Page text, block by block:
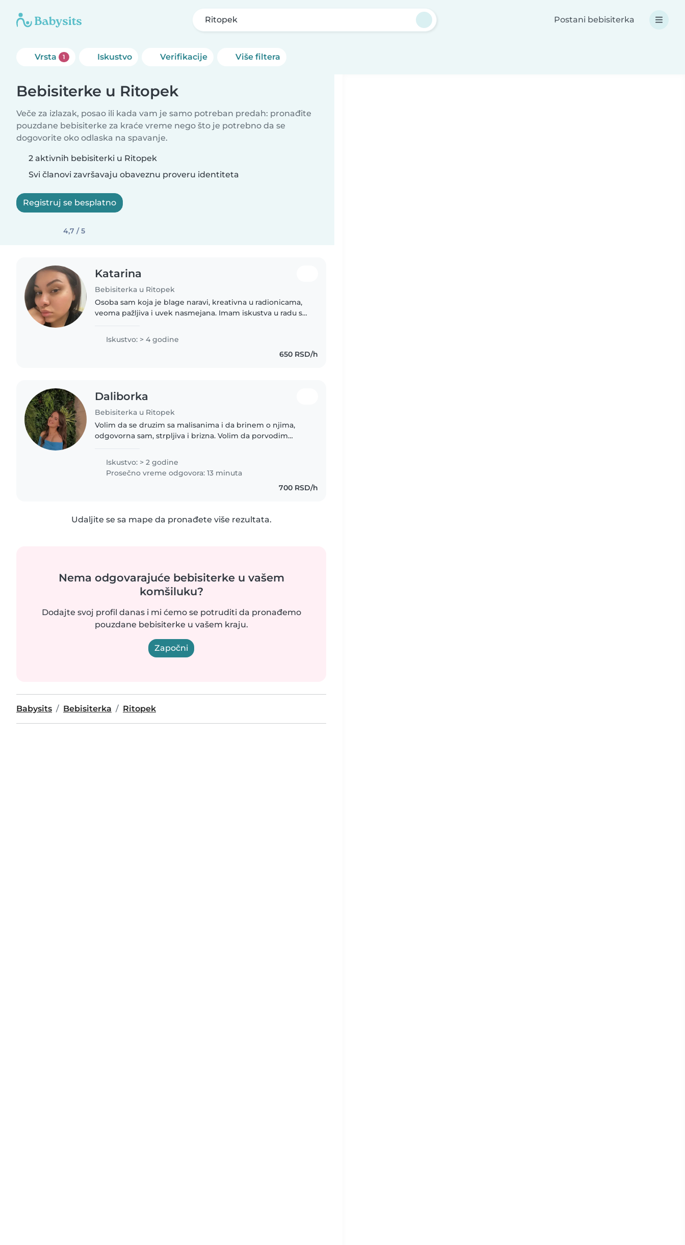
Ritopek Postani bebisiterka
Vrsta 1 Iskustvo Verifikacije Više filtera
Bebisiterke u Ritopek
Veče za izlazak, posao ili kada vam je samo potreban predah: pronađite
pouzdane bebisiterke za kraće vreme nego što je potrebno da se
dogovorite oko odlaska na spavanje.
2 aktivnih bebisiterki u Ritopek
Svi članovi završavaju obaveznu proveru identiteta
Registruj se besplatno
4,7 / 5
Katarina
Bebisiterka u Ritopek
Osoba sam koja je blage naravi, kreativna u radionicama,
veoma pažljiva i uvek nasmejana. Imam iskustva u radu sa
Vas da se družimo!🌸
Iskustvo: > 4 godine
650 RSD/h
Daliborka
Bebisiterka u Ritopek
Volim da se druzim sa malisanima i da brinem o njima,
odgovorna sam, strpljiva i brizna. Volim da porvodim
Iskustvo: > 2 godine
Prosečno vreme odgovora: 13 minuta
700 RSD/h
Udaljite se sa mape da pronađete više rezultata.
Nema odgovarajuće bebisiterke u vašem
komšiluku?
Dodajte svoj profil danas i mi ćemo se potruditi da pronađemo
pouzdane bebisiterke u vašem kraju.
Započni
Babysits Bebisiterka Ritopek